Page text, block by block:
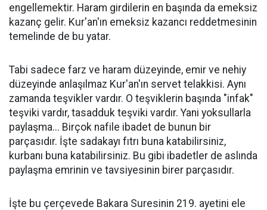
engellemektir. Haram girdilerin en başında da emeksiz
kazanç gelir. Kur'an'ın emeksiz kazancı reddetmesinin
temelinde de bu yatar.
Tabi sadece farz ve haram düzeyinde, emir ve nehiy
düzeyinde anlaşılmaz Kur'an'ın servet telakkisi. Aynı
zamanda teşvikler vardır. O teşviklerin başında "infak"
teşviki vardır, tasadduk teşviki vardır. Yani yoksullarla
paylaşma... Birçok nafile ibadet de bunun bir
parçasıdır. İşte sadakayı fıtrı buna katabilirsiniz,
kurbanı buna katabilirsiniz. Bu gibi ibadetler de aslında
paylaşma emrinin ve tavsiyesinin birer parçasıdır.
İşte bu çerçevede Bakara Suresinin 219. ayetini ele